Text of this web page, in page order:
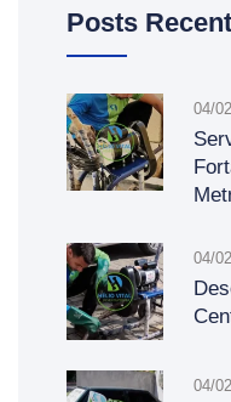
Posts
04/
04/
04/